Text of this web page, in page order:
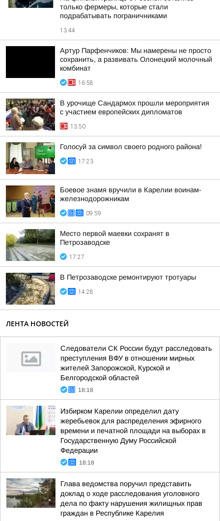
только фермеры, которые стали
подрабатывать пограничниками
13:44
Артур Парфенчиков: Мы намерены не просто
сохранить, а развивать Олонецкий молочный
комбинат
16:58
В урочище Сандармох прошли мероприятия
с участием европейских дипломатов
13:50
Голосуй за символ своего родного района!
17:23
Боевое знамя вручили в Карелии воинам-
железнодорожникам
09:59
Место первой маевки сохранят в
Петрозаводске
17:27
В Петрозаводске ремонтируют тротуары
14:28
ЛЕНТА НОВОСТЕЙ
Следователи СК России будут расследовать
преступления ВФУ в отношении мирных
жителей Запорожской, Курской и
Белгородской областей
18:18
Избирком Карелии определил дату
жеребьевок для распределения эфирного
времени и печатной площади на выборах в
Государственную Думу Российской
Федерации
18:18
Глава ведомства поручил представить
доклад о ходе расследования уголовного
дела по факту нарушения жилищных прав
граждан в Республике Карелия